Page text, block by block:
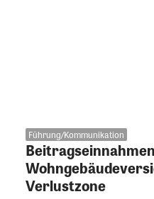
Führung/Kommunikation
Verlustzone